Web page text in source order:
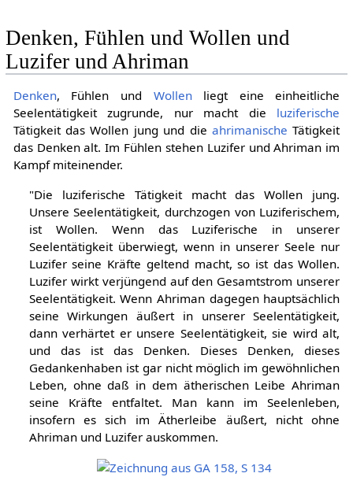
Denken, Fühlen und Wollen und
Luzifer und Ahriman
Denken, Fühlen und Wollenliegt eine einheitliche
Seelentätigkeit zugrunde, nur macht die luziferische
Tätigkeit das Wollen jung und die ahrimanische Tätigkeit
das Denken alt. Im Fühlen stehen Luzifer und Ahriman im
Kampf miteinender.
"Die luziferische Tätigkeit macht das Wollen jung.
Unsere Seelentätigkeit, durchzogen von Luziferischem,
ist Wollen. Wenn das Luziferische in unserer
Seelentätigkeit überwiegt, wenn in unserer Seele nur
Luzifer seine Kräfte geltend macht, so ist das Wollen.
Luzifer wirkt verjüngend auf den Gesamtstrom unserer
Seelentätigkeit. Wenn Ahriman dagegen hauptsächlich
seine Wirkungen äußert in unserer Seelentätigkeit,
dann verhärtet er unsere Seelentätigkeit, sie wird alt,
und das ist das Denken. Dieses Denken, dieses
Gedankenhaben ist gar nicht möglich im gewöhnlichen
Leben, ohne daß in dem ätherischen Leibe Ahriman
seine Kräfte entfaltet. Man kann im Seelenleben,
insofern es sich im Ätherleibe äußert, nicht ohne
Ahriman und Luzifer auskommen.